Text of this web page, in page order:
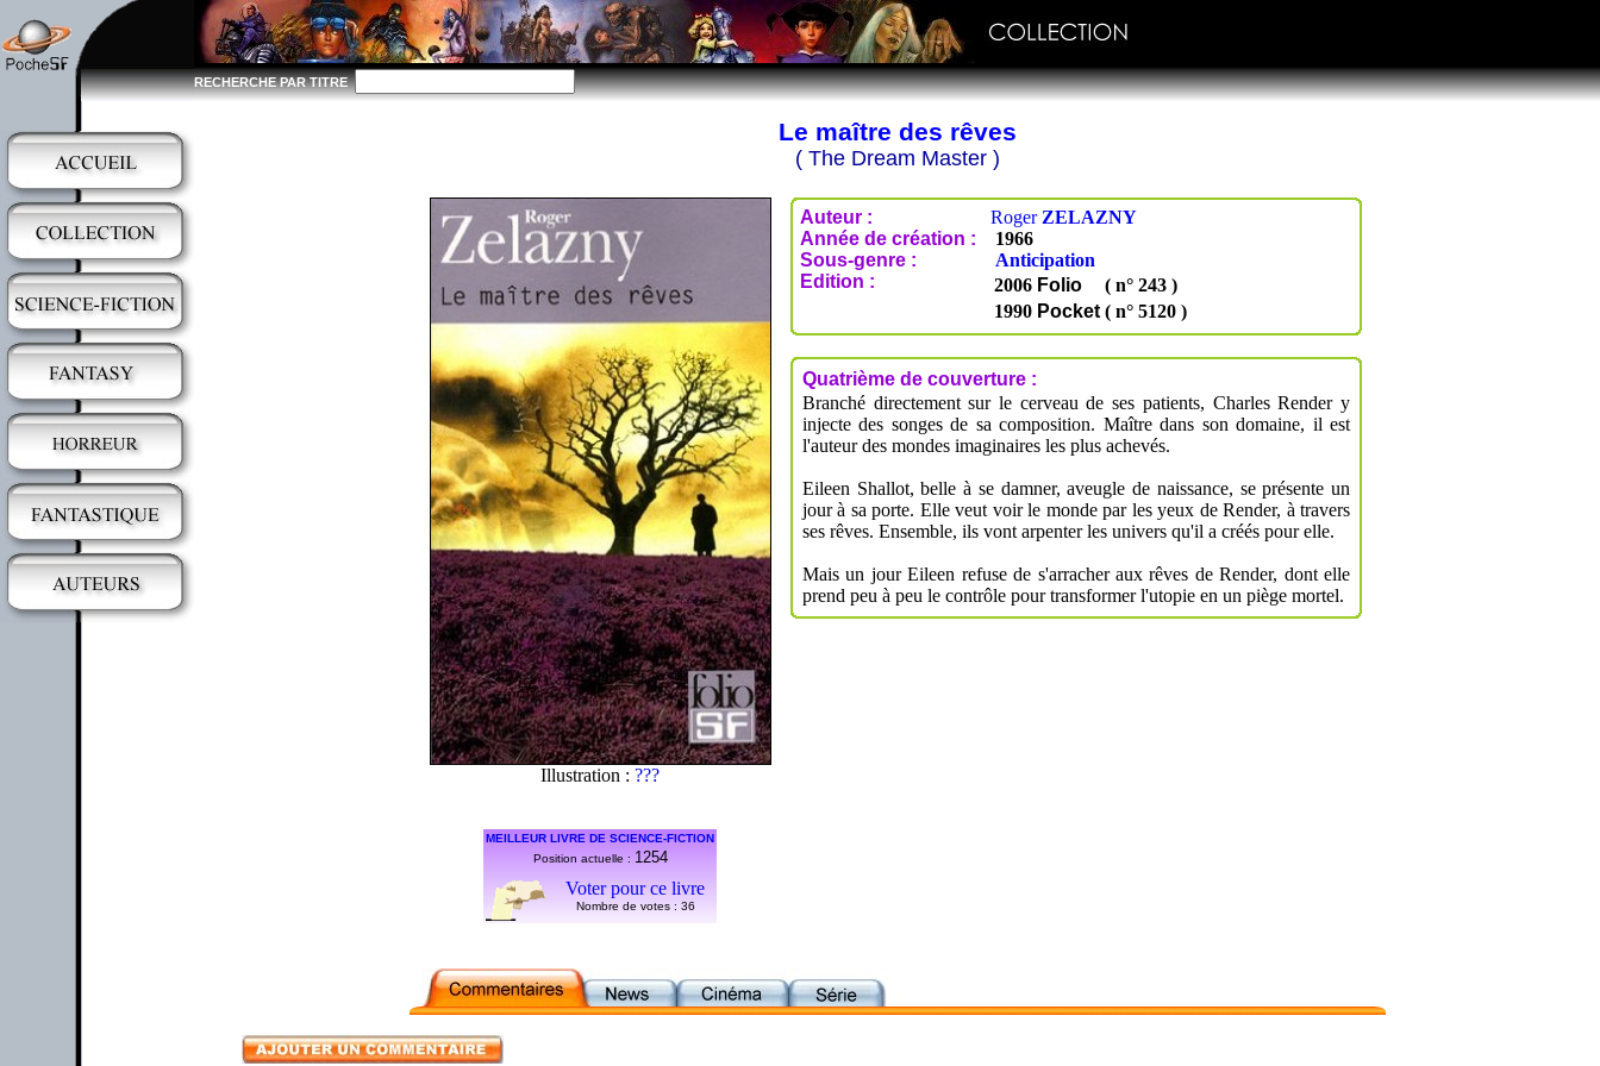
RECHERCHE PAR TITRE
Le maître des rêves
( The Dream Master )
Illustration : ???
MEILLEUR LIVRE DE SCIENCE-FICTION
Position actuelle : 1254
Voter pour ce livre
Nombre de votes : 36
Auteur : Roger ZELAZNY
Année de création :
1966
Sous-genre :
Anticipation
Edition :
2006 Folio
( n° 243 )
1990 Pocket ( n° 5120 )
Quatrième de couverture :
Branché directement sur le cerveau de ses patients, Charles Render y
injecte des songes de sa composition. Maître dans son domaine, il est
l'auteur des mondes imaginaires les plus achevés.
Eileen Shallot, belle à se damner, aveugle de naissance, se présente un
jour à sa porte. Elle veut voir le monde par les yeux de Render, à travers
ses rêves. Ensemble, ils vont arpenter les univers qu'il a créés pour elle.
Mais un jour Eileen refuse de s'arracher aux rêves de Render, dont elle
prend peu à peu le contrôle pour transformer l'utopie en un piège mortel.